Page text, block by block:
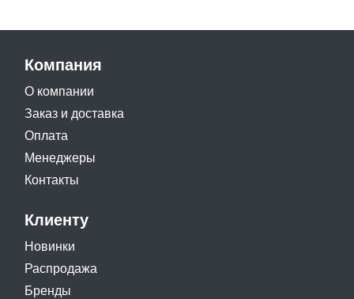
Компания
О компании
Заказ и доставка
Оплата
Менеджеры
Контакты
Клиенту
Новинки
Распродажа
Бренды